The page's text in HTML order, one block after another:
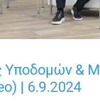
Υποδομών &
| 6.9.2024